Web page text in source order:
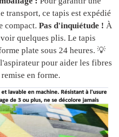
transport, ce tapis est expédié
compact. Pas d'inquiétude ! À
quelques plis. Le tapis
plate sous 24 heures. 💡
pour aider les fibres
en forme.